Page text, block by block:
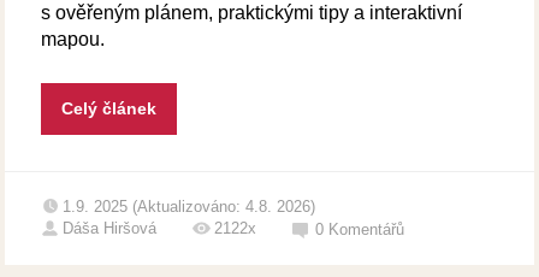
s ověřeným plánem, praktickými tipy a interaktivní
mapou.
Celý článek
1.9. 2025 (Aktualizováno: 4.8. 2026)
Dáša Hiršová
2122x 0 Komentářů